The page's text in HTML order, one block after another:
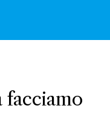
facciamo